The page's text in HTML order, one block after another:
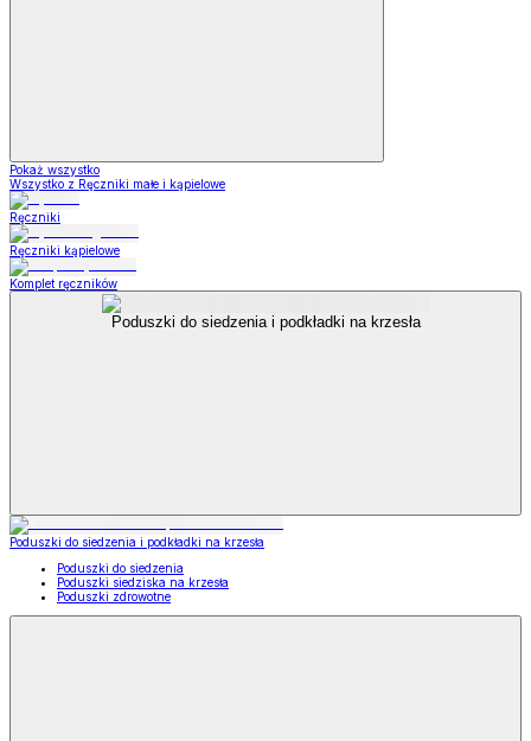
Pokaż wszystko
Wszystko z Ręczniki małe i kąpielowe
Ręczniki
Ręczniki kąpielowe
Komplet ręczników
Poduszki do siedzenia i podkładki na krzesła
Poduszki do siedzenia i podkładki na krzesła
Poduszki do siedzenia
Poduszki siedziska na krzesła
Poduszki zdrowotne